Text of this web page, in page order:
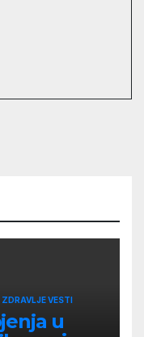
ZDRAVLJE VESTI
u